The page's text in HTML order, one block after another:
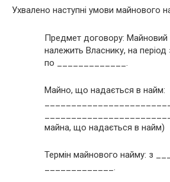
Ухвалено наступні умови майнового
Предмет договору:
належить Власнику, на
по _____________.
Майно, що надається в найм:
майна, що надається в найм)
Термін майнового найму: з
_____________.